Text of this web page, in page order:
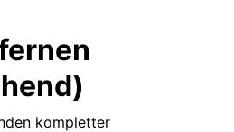
kompletter